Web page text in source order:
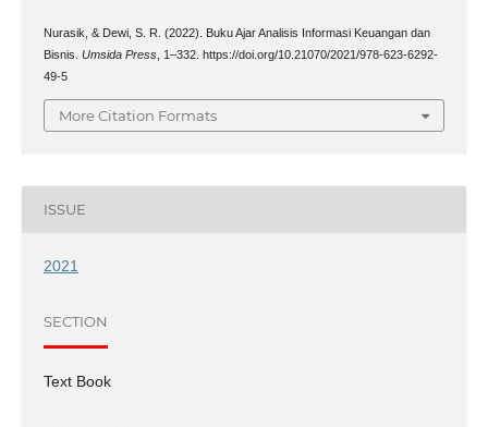
Nurasik, & Dewi, S. R. (2022). Buku Ajar Analisis Informasi Keuangan dan
Bisnis. Umsida Press, 1–332. https://doi.org/10.21070/2021/978-623-6292-
49-5
More Citation Formats
ISSUE
2021
SECTION
Text Book